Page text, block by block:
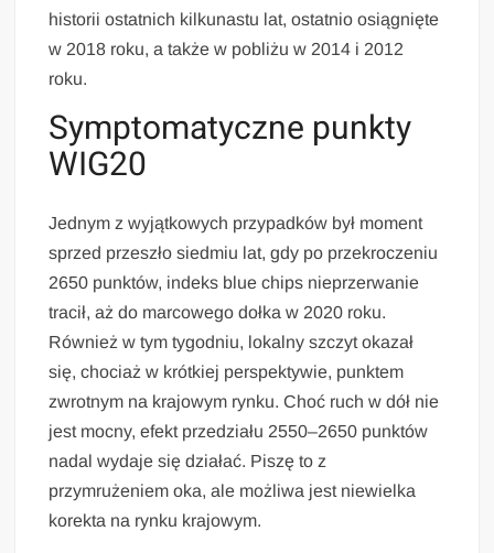
historii ostatnich kilkunastu lat, ostatnio osiągnięte
w 2018 roku, a także w pobliżu w 2014 i 2012
roku.
Symptomatyczne punkty
WIG20
Jednym z wyjątkowych przypadków był moment
sprzed przeszło siedmiu lat, gdy po przekroczeniu
2650 punktów, indeks blue chips nieprzerwanie
tracił, aż do marcowego dołka w 2020 roku.
Również w tym tygodniu, lokalny szczyt okazał
się, chociaż w krótkiej perspektywie, punktem
zwrotnym na krajowym rynku. Choć ruch w dół nie
jest mocny, efekt przedziału 2550–2650 punktów
nadal wydaje się działać. Piszę to z
przymrużeniem oka, ale możliwa jest niewielka
korekta na rynku krajowym.